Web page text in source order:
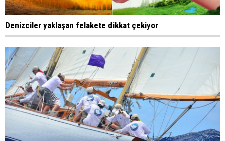
Denizciler yaklaşan felakete dikkat çekiyor